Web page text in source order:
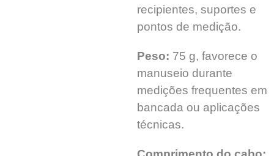
recipientes, suportes e
pontos de medição.
Peso: 75 g, favorece o
manuseio durante
medições frequentes em
bancada ou aplicações
técnicas.